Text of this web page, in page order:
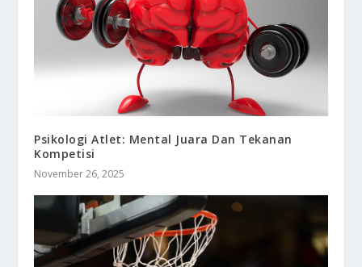
Psikologi Atlet: Mental Juara Dan Tekanan
Kompetisi
November 26, 2025